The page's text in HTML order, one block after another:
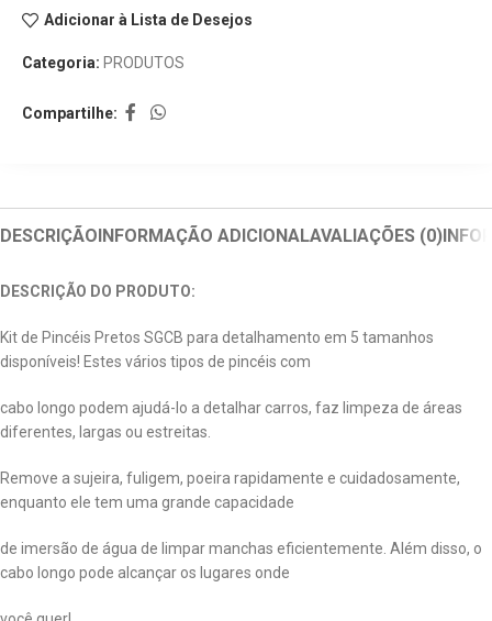
Adicionar à Lista de Desejos
Categoria: PRODUTOS
Compartilhe:
DESCRIÇÃOINFORMAÇÃO ADICIONALAVALIAÇÕES (0)
DESCRIÇÃO DO PRODUTO:
Kit de Pincéis Pretos SGCB para detalhamento em 5 tamanhos
disponíveis! Estes vários tipos de pincéis com
cabo longo podem ajudá-lo a detalhar carros, faz limpeza de áreas
diferentes, largas ou estreitas.
Remove a sujeira, fuligem, poeira rapidamente e cuidadosamente,
enquanto ele tem uma grande capacidade
de imersão de água de limpar manchas eficientemente. Além disso, o
cabo longo pode alcançar os lugares onde